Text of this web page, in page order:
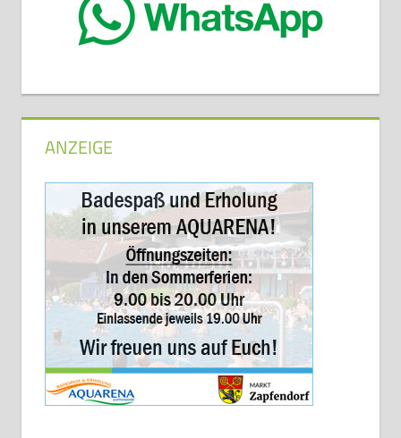
ANZEIGE